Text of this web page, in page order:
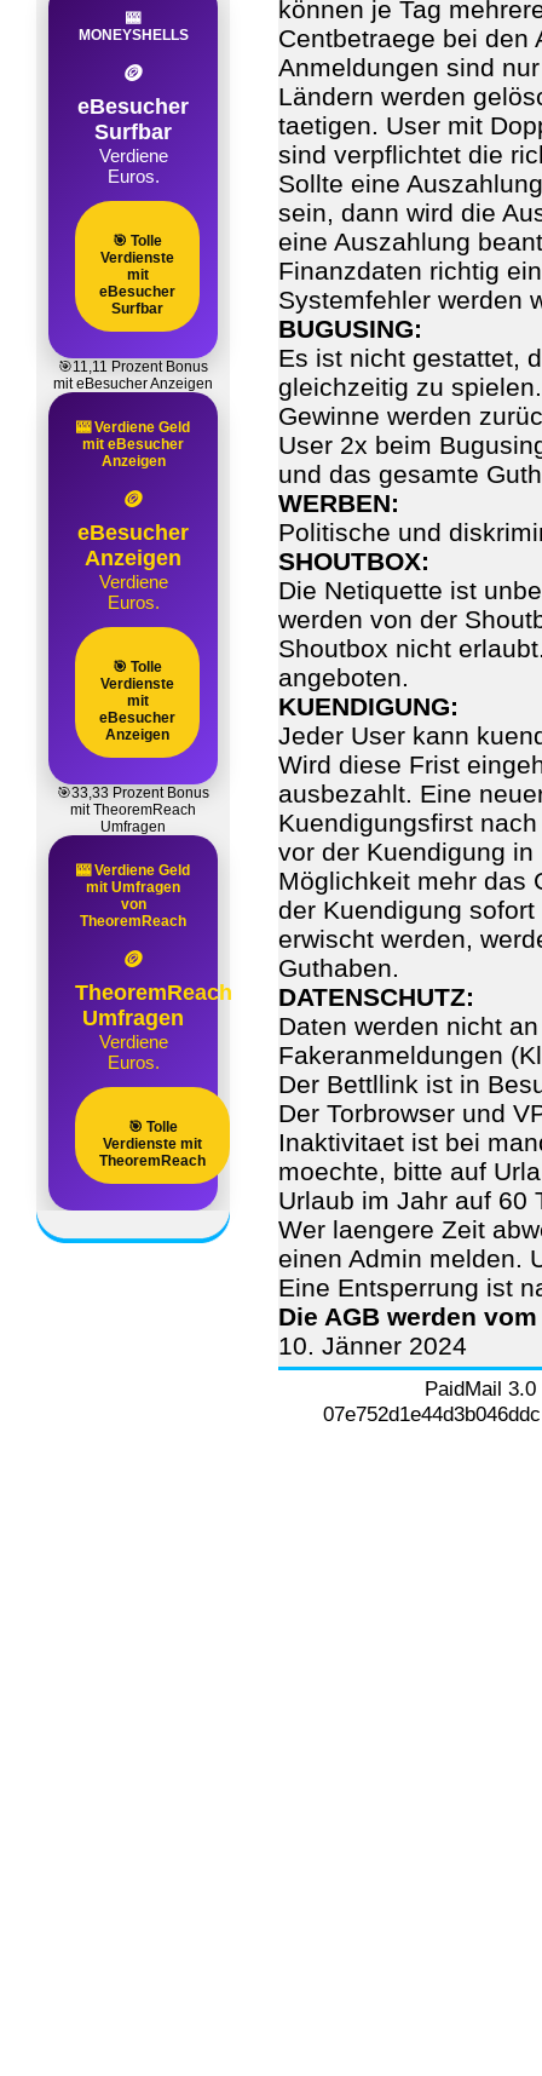
🎰
MONEYSHELLS
🪙
eBesucher
Surfbar
Verdiene
Euros.
🎯 Tolle
Verdienste
mit
eBesucher
Surfbar
🎯11,11 Prozent Bonus
mit eBesucher Anzeigen
🎰 Verdiene Geld
mit eBesucher
Anzeigen
🪙
eBesucher
Anzeigen
Verdiene
Euros.
🎯 Tolle
Verdienste
mit
eBesucher
Anzeigen
🎯33,33 Prozent Bonus
mit TheoremReach
Umfragen
🎰 Verdiene Geld
mit Umfragen
von
TheoremReach
🪙
TheoremReach
Umfragen
Verdiene
Euros.
🎯 Tolle
Verdienste mit
TheoremReach
können je Tag
Centbetraege bei den
Anmeldungen sind
Ländern werden
taetigen. User mit
sind verpflichtet die
Sollte eine
sein, dann wird die
eine Auszahlung
Finanzdaten richtig
Systemfehler werden
BUGUSING:
Es ist nicht gestattet,
gleichzeitig zu
Gewinne werden
User 2x beim
und das gesamte
WERBEN:
Politische und
SHOUTBOX:
Die Netiquette ist
werden von der
Shoutbox nicht
angeboten.
KUENDIGUNG:
Jeder User kann
Wird diese Frist
ausbezahlt. Eine
Kuendigungsfirst
vor der Kuendigung
Möglichkeit mehr das
der Kuendigung
erwischt werden,
Guthaben.
DATENSCHUTZ:
Daten werden nicht
Fakeranmeldungen
Der Bettllink ist in
Der Torbrowser und
Inaktivitaet ist bei
moechte, bitte auf
Urlaub im Jahr auf 60
Wer laengere Zeit
einen Admin melden.
Eine Entsperrung ist
Die AGB werden
10. Jänner 2024
PaidMail